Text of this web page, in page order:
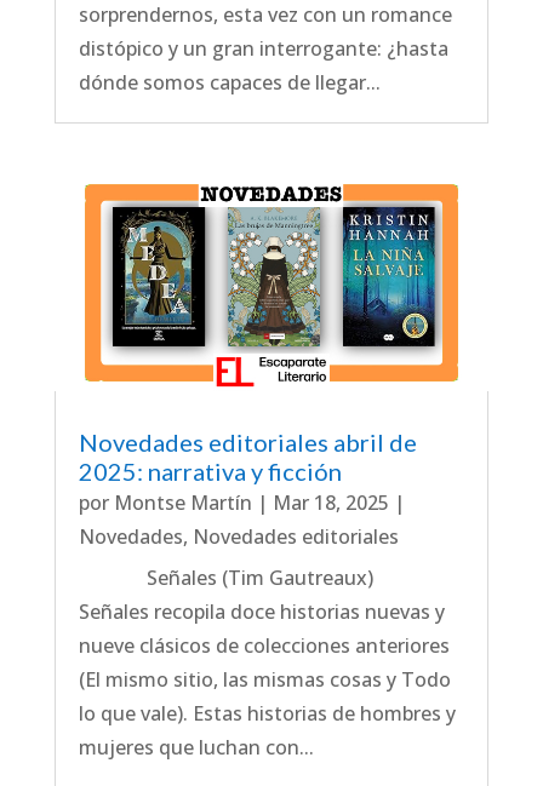
sorprendernos, esta vez con un romance
distópico y un gran interrogante: ¿hasta
dónde somos capaces de llegar...
Novedades editoriales abril de
2025: narrativa y ficción
por Montse Martín | Mar 18, 2025 |
Novedades, Novedades editoriales
Señales (Tim Gautreaux)
Señales recopila doce historias nuevas y
nueve clásicos de colecciones anteriores
(El mismo sitio, las mismas cosas y Todo
lo que vale). Estas historias de hombres y
mujeres que luchan con...